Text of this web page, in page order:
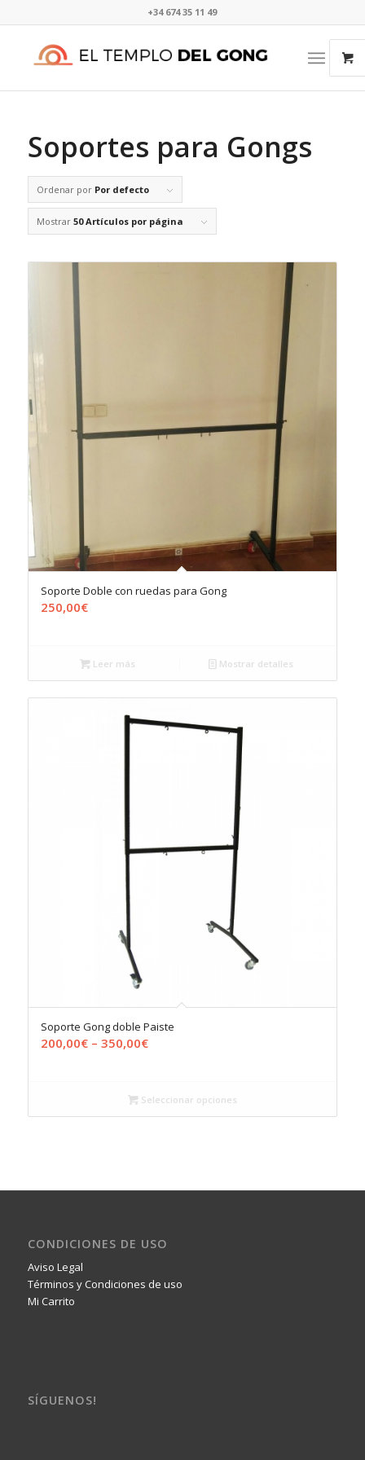
+34 674 35 11 49​⁠​
Soportes para Gongs
Ordenar por Por defecto
Mostrar 50 Artículos por página
Soporte Doble con ruedas para Gong
250,00€
Leer más Mostrar detalles
Soporte Gong doble Paiste
200,00€– 350,00€
Seleccionar opciones
CONDICIONES DE USO
Aviso Legal
Términos y Condiciones de uso
Mi Carrito
SÍGUENOS!